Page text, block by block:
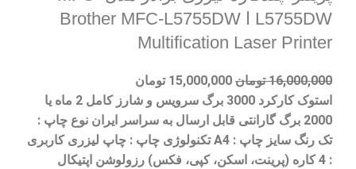
L5755DW ا Brother MFC-L5755DW
Multification Laser Printer
16,000,000 تومان 15,000,000 تومان
استوک کارکرد 3000 برگ سرویس و شارز کامل 2 ماه یا
2000 برگ گارانتی قابل ارسال به سراسر ایران نوع چاپ :
تک رنگ سایز چاپ : A4 تکنولوژی چاپ : چاپ لیزری کاربری
: 4 کاره (پرینت، اسکن، کپی، فکس) رزولوشن اپتیکال